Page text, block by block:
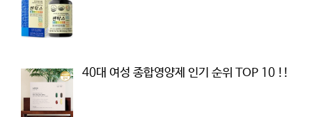
40대 여성 종합영양제 인기 순위 TOP 10 !!